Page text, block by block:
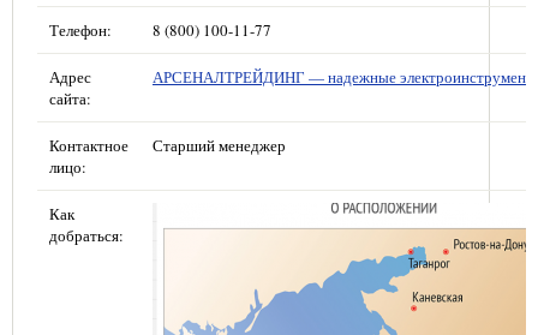
Телефон: 8 (800) 100-11-77
Адрес
сайта:
АРСЕНАЛТРЕЙДИНГ — надежные
Контактное
лицо:
Старший менеджер
Как
добраться: